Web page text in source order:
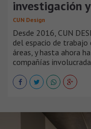
investigación
CUN Design
Desde 2016, CUN
del espacio de
áreas, y hasta ahora
compañías